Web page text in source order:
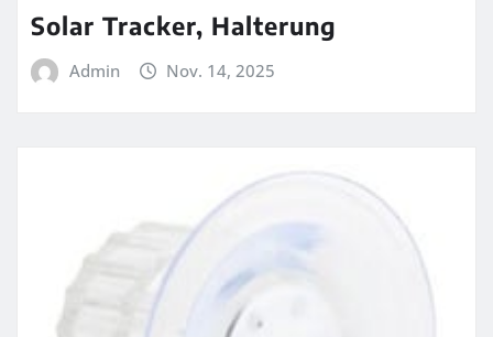
Solar Tracker, Halterung
Admin Nov. 14, 2025